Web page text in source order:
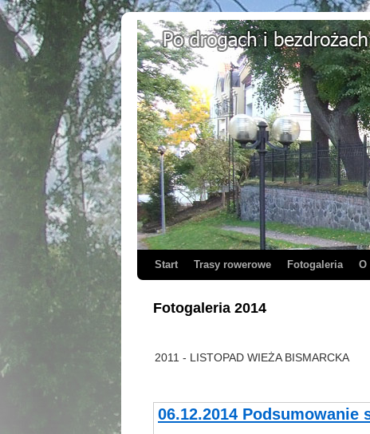
Start Trasy rowerowe Fotogaleria O
Fotogaleria 2014
2011 - LISTOPAD WIEŻA BISMARCKA
06.12.2014 Podsumowanie